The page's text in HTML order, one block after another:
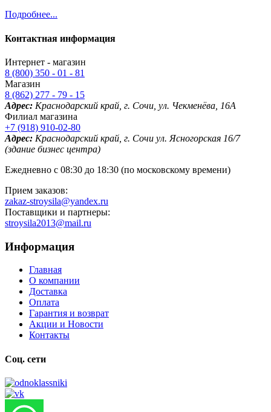
Подробнее...
Контактная информация
Интернет - магазин
8 (800) 350 - 01 - 81
Магазин
8 (862) 277 - 79 - 15
Адрес: Краснодарский край, г. Сочи, ул. Чекменёва, 16А
Филиал магазина
+7 (918) 910-02-80
Адрес: Краснодарский край, г. Сочи ул. Ясногорская 16/7
(здание бизнес центра)
Ежедневно с 08:30 до 18:30 (по московскому времени)
Прием заказов:
zakaz-stroysila@yandex.ru
Поставщики и партнеры:
stroysila2013@mail.ru
Информация
Главная
О компании
Доставка
Оплата
Гарантия и возврат
Акции и Новости
Контакты
Соц. сети